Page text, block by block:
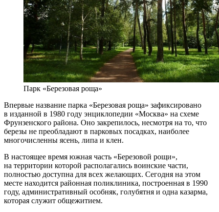
Парк «Березовая роща»
Впервые название парка «Березовая роща» зафиксировано
в изданной в 1980 году энциклопедии «Москва» на схеме
Фрунзенского района. Оно закрепилось, несмотря на то, что
березы не преобладают в парковых посадках, наиболее
многочисленны ясень, липа и клен.
В настоящее время южная часть «Березовой рощи»,
на территории которой располагались воинские части,
полностью доступна для всех желающих. Сегодня на этом
месте находится районная поликлиника, построенная в 1990
году, административный особняк, голубятня и одна казарма,
которая служит общежитием.